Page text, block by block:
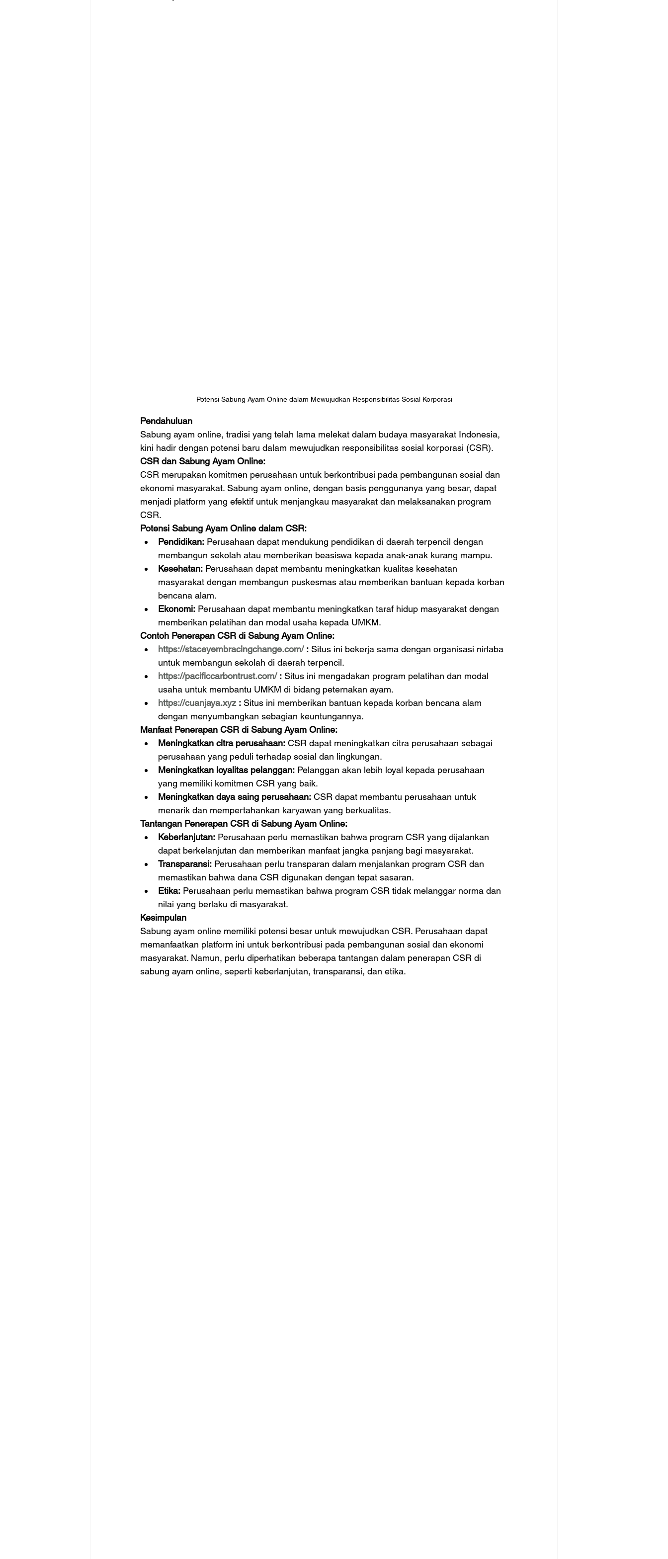
Potensi Sabung Ayam Online dalam Mewujudkan Responsibilitas Sosial Korporasi
Pendahuluan
Sabung ayam online, tradisi yang telah lama melekat dalam budaya masyarakat Indonesia,
kini hadir dengan potensi baru dalam mewujudkan responsibilitas sosial korporasi (CSR).
CSR dan Sabung Ayam Online:
CSR merupakan komitmen perusahaan untuk berkontribusi pada pembangunan sosial dan
ekonomi masyarakat. Sabung ayam online, dengan basis penggunanya yang besar, dapat
menjadi platform yang efektif untuk menjangkau masyarakat dan melaksanakan program
CSR.
Potensi Sabung Ayam Online dalam CSR:
Pendidikan: Perusahaan dapat mendukung pendidikan di daerah terpencil dengan
membangun sekolah atau memberikan beasiswa kepada anak-anak kurang mampu.
Kesehatan: Perusahaan dapat membantu meningkatkan kualitas kesehatan
masyarakat dengan membangun puskesmas atau memberikan bantuan kepada korban
bencana alam.
Ekonomi: Perusahaan dapat membantu meningkatkan taraf hidup masyarakat dengan
memberikan pelatihan dan modal usaha kepada UMKM.
Contoh Penerapan CSR di Sabung Ayam Online:
https://staceyembracingchange.com/ : Situs ini bekerja sama dengan organisasi nirlaba
untuk membangun sekolah di daerah terpencil.
https://pacificcarbontrust.com/ : Situs ini mengadakan program pelatihan dan modal
usaha untuk membantu UMKM di bidang peternakan ayam.
https://cuanjaya.xyz : Situs ini memberikan bantuan kepada korban bencana alam
dengan menyumbangkan sebagian keuntungannya.
Manfaat Penerapan CSR di Sabung Ayam Online:
Meningkatkan citra perusahaan: CSR dapat meningkatkan citra perusahaan sebagai
perusahaan yang peduli terhadap sosial dan lingkungan.
Meningkatkan loyalitas pelanggan: Pelanggan akan lebih loyal kepada perusahaan
yang memiliki komitmen CSR yang baik.
Meningkatkan daya saing perusahaan: CSR dapat membantu perusahaan untuk
menarik dan mempertahankan karyawan yang berkualitas.
Tantangan Penerapan CSR di Sabung Ayam Online:
Keberlanjutan: Perusahaan perlu memastikan bahwa program CSR yang dijalankan
dapat berkelanjutan dan memberikan manfaat jangka panjang bagi masyarakat.
Transparansi: Perusahaan perlu transparan dalam menjalankan program CSR dan
memastikan bahwa dana CSR digunakan dengan tepat sasaran.
Etika: Perusahaan perlu memastikan bahwa program CSR tidak melanggar norma dan
nilai yang berlaku di masyarakat.
Kesimpulan
Sabung ayam online memiliki potensi besar untuk mewujudkan CSR. Perusahaan dapat
memanfaatkan platform ini untuk berkontribusi pada pembangunan sosial dan ekonomi
masyarakat. Namun, perlu diperhatikan beberapa tantangan dalam penerapan CSR di
sabung ayam online, seperti keberlanjutan, transparansi, dan etika.